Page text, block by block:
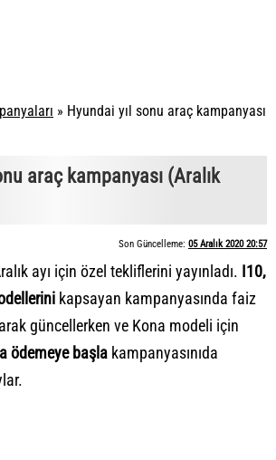
» Hyundai yıl sonu araç kampanyası
araç kampanyası (Aralık
Son Güncelleme: 05 Aralık 2020 20:57
ayı için özel tekliflerini yayınladı. I10,
kapsayan kampanyasında faiz
güncellerken ve Kona modeli için
ödemeye başla kampanyasınıda